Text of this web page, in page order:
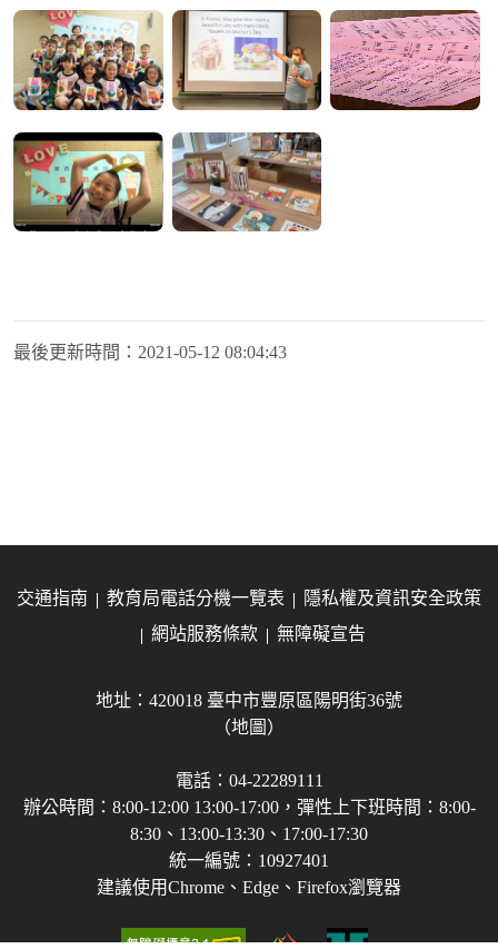
最後更新時間： 2021-05-12 08:04:43
交通指南 教育局電話分機一覽表
隱私權及資訊安全政策
網站服務條款
無障礙宣告
地址：420018 臺中市豐原區陽明街36號
（地圖）
電話：04-22289111
辦公時間：8:00-12:00 13:00-17:00，彈性上下班時間：8:00-
8:30、13:00-13:30、17:00-17:30
統一編號：10927401
建議使用Chrome、Edge、Firefox瀏覽器